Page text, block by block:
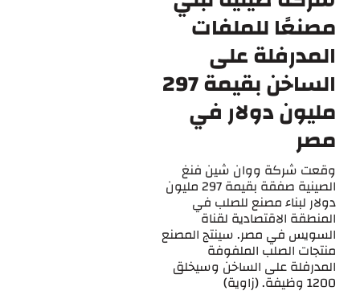
مصنعًا للملفات
المدرفلة على
الساخن بقيمة 297
مليون دولار في
مصر
وقعت شركة ووان شين فنغ
الصينية صفقة بقيمة 297 مليون
دولار لبناء مصنع للصلب في
المنطقة الاقتصادية لقناة
السويس في مصر. سينتج المصنع
منتجات الصلب الملفوفة
المدرفلة على الساخن وسيخلق
1200 وظيفة. (زاوية)